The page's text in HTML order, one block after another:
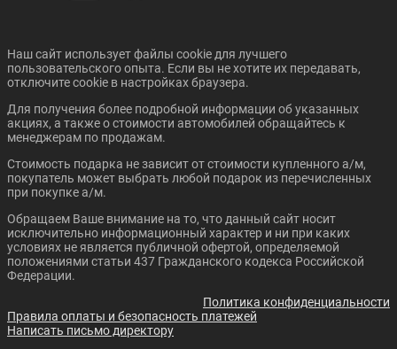
Наш сайт использует файлы cookie для лучшего
пользовательского опыта. Если вы не хотите их передавать,
отключите cookie в настройках браузера.
Для получения более подробной информации об указанных
акциях, а также о стоимости автомобилей обращайтесь к
менеджерам по продажам.
Стоимость подарка не зависит от стоимости купленного а/м,
покупатель может выбрать любой подарок из перечисленных
при покупке а/м.
Обращаем Ваше внимание на то, что данный сайт носит
исключительно информационный характер и ни при каких
условиях не является публичной офертой, определяемой
положениями статьи 437 Гражданского кодекса Российской
Федерации.
Политика конфиденциальности
Правила оплаты и безопасность платежей
Написать письмо директору